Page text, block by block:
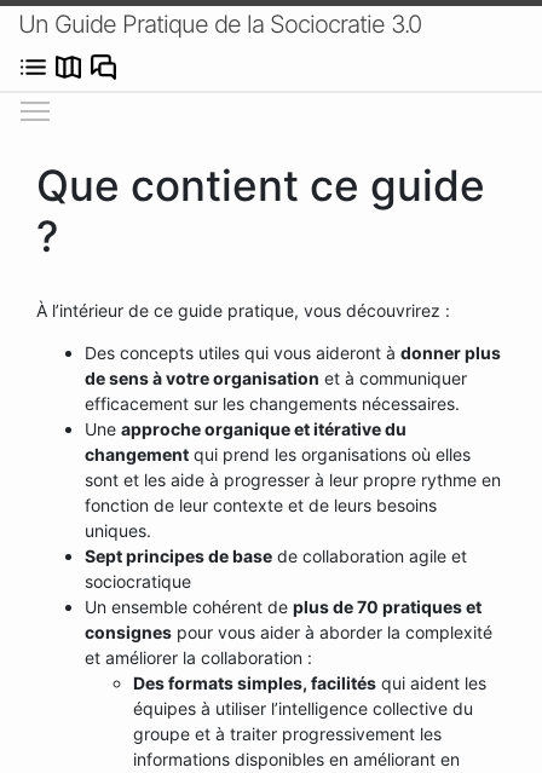
Un Guide Pratique de la Sociocratie 3.0
Que contient ce guide
?
À l’intérieur de ce guide pratique, vous découvrirez :
Des concepts utiles qui vous aideront à donner plus
de sens à votre organisation et à communiquer
efficacement sur les changements nécessaires.
Une approche organique et itérative du
changement qui prend les organisations où elles
sont et les aide à progresser à leur propre rythme en
fonction de leur contexte et de leurs besoins
uniques.
Sept principes de base de collaboration agile et
sociocratique
Un ensemble cohérent de plus de 70 pratiques et
consignes pour vous aider à aborder la complexité
et améliorer la collaboration :
Des formats simples, facilités qui aident les
équipes à utiliser l’intelligence collective du
groupe et à traiter progressivement les
informations disponibles en améliorant en